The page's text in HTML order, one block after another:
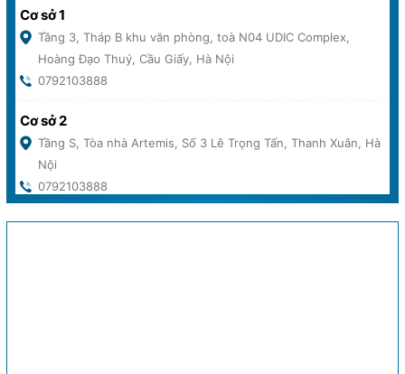
Cơ sở 1
Tầng 3, Tháp B khu văn phòng, toà N04 UDIC Complex,
Hoàng Đạo Thuý, Cầu Giấy, Hà Nội
0792103888
Cơ sở 2
Tầng S, Tòa nhà Artemis, Số 3 Lê Trọng Tấn, Thanh Xuân, Hà
Nội
0792103888